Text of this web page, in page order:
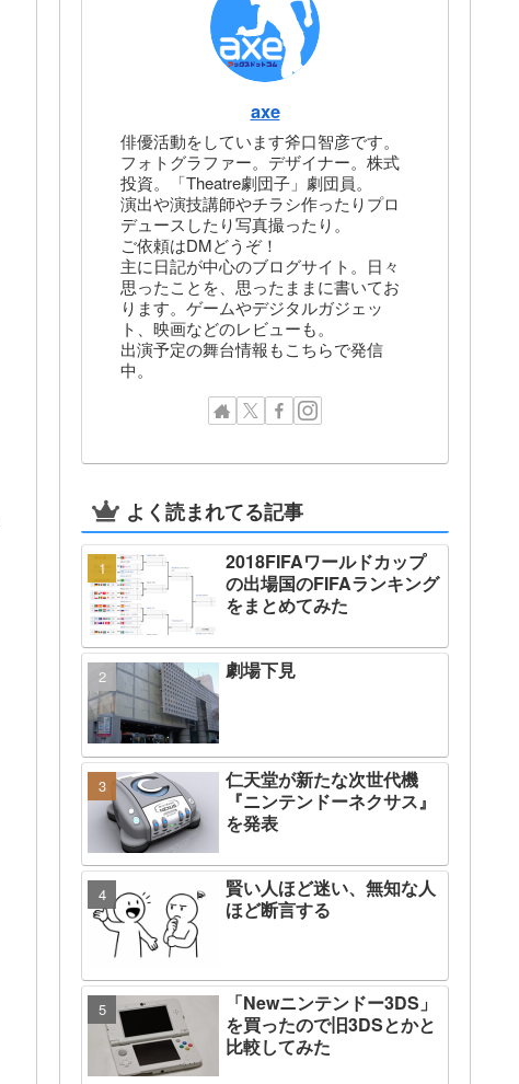
axe
俳優活動をしています斧口智彦です。
フォトグラファー。デザイナー。株式
投資。「Theatre劇団子」劇団員。
演出や演技講師やチラシ作ったりプロ
デュースしたり写真撮ったり。
ご依頼はDMどうぞ！
主に日記が中心のブログサイト。日々
思ったことを、思ったままに書いてお
ります。ゲームやデジタルガジェッ
ト、映画などのレビューも。
出演予定の舞台情報もこちらで発信
中。
よく読まれてる記事
2018FIFAワールドカップ
の出場国のFIFAランキング
をまとめてみた
劇場下見
仁天堂が新たな次世代機
『ニンテンドーネクサス』
を発表
賢い人ほど迷い、無知な人
ほど断言する
「Newニンテンドー3DS」
を買ったので旧3DSとかと
比較してみた